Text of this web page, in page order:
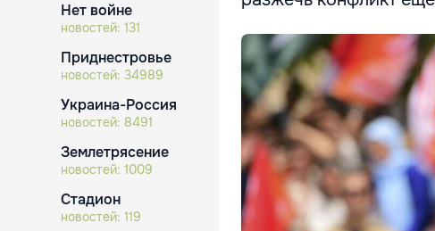
Нет войне
новостей: 131
Приднестровье
новостей: 34989
Украина-Россия
новостей: 8491
Землетрясение
новостей: 1009
Стадион
новостей: 119